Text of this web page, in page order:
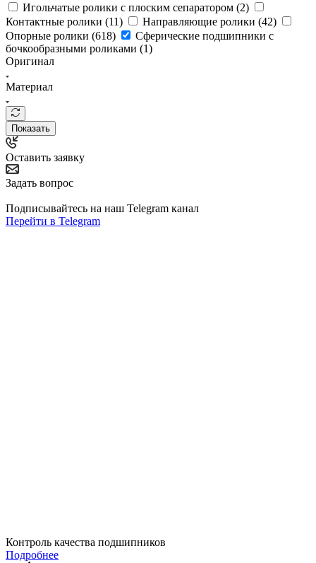
Игольчатые ролики с плоским сепаратором (2)
Контактные ролики (11) Направляющие ролики (42)
Опорные ролики (618)
Сферические подшипники с
бочкообразными роликами (1)
Оригинал
Материал
Показать
Оставить заявку
Задать вопрос
Подписывайтесь на наш Telegram канал
Перейти в Telegram
Контроль качества подшипников
Подробнее